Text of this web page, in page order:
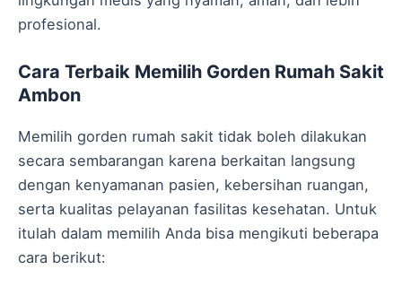
profesional.
Cara Terbaik Memilih Gorden Rumah Sakit
Ambon
Memilih gorden rumah sakit tidak boleh dilakukan
secara sembarangan karena berkaitan langsung
dengan kenyamanan pasien, kebersihan ruangan,
serta kualitas pelayanan fasilitas kesehatan. Untuk
itulah dalam memilih Anda bisa mengikuti beberapa
cara berikut: